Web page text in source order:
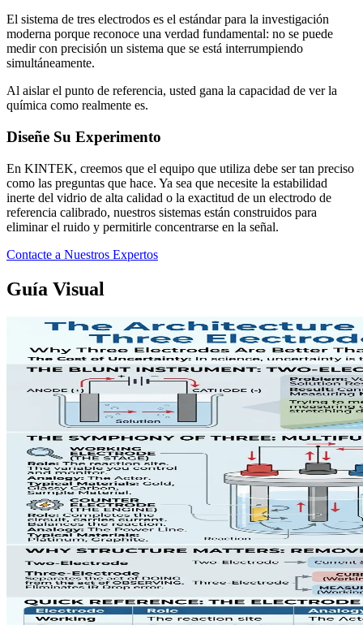
El sistema de tres electrodos es el estándar para la investigación
moderna porque reconoce una verdad fundamental: no se puede
medir con precisión un sistema que se está interrumpiendo
simultáneamente.
Al aislar el punto de referencia, usted gana la capacidad de ver la
química como realmente es.
Diseñe Su Experimento
En KINTEK, creemos que el equipo que utiliza debe ser tan preciso
como las preguntas que hace. Ya sea que necesite la estabilidad
inerte del vidrio de alta calidad o la exactitud de un electrodo de
referencia calibrado, nuestros sistemas están construidos para
eliminar el ruido y permitirle concentrarse en la señal.
Contacte a Nuestros Expertos
Guía Visual